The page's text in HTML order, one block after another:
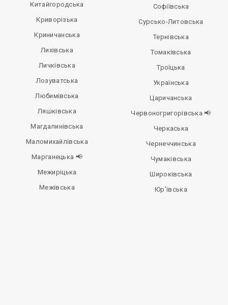
Китайгородська
Криворізька
Криничанська
Лихівська
Личківська
Лозуватська
Любимівська
Ляшківська
Магдалинівська
Маломихайлівська
Марганецька 📢
Межиріцька
Межівська
Софіївська
Сурсько-Литовська
Тернівська
Томаківська
Троїцька
Українська
Царичанська
Червоногригорівська 📢
Черкаська
Чернеччинська
Чумаківська
Широківська
Юр’ївська